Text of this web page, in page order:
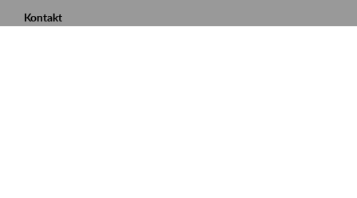
Kontakt